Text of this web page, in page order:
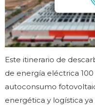
Este itinerario de
de energía eléctrica
autoconsumo
energética y logística ya